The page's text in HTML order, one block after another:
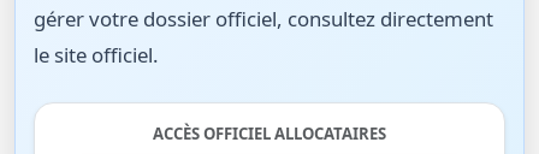
gérer votre dossier officiel, consultez directement
le site officiel.
ACCÈS OFFICIEL ALLOCATAIRES